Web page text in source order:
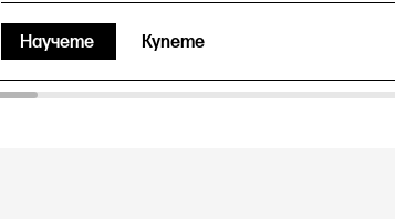
Научете Купете